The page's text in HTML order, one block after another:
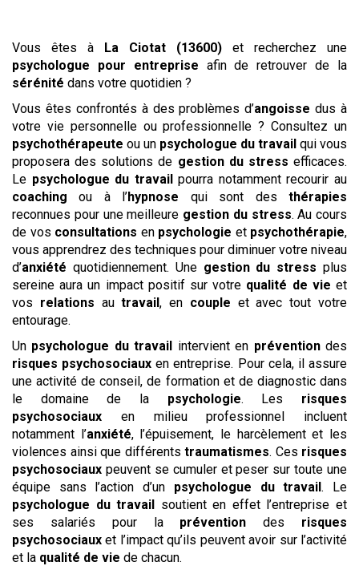
Vous êtes à La Ciotat (13600) et recherchez une
psychologue pour entreprise afin de retrouver de la
sérénité dans votre quotidien ?
Vous êtes confrontés à des problèmes d’angoisse dus à
votre vie personnelle ou professionnelle ? Consultez un
psychothérapeute ou un psychologue du travail qui vous
proposera des solutions de gestion du stress efficaces.
Le psychologue du travailpourra notamment recourir au
coaching ou à l’hypnose qui sont desthérapies
reconnues pour une meilleure gestion du stress. Au cours
de vos consultations en psychologie et psychothérapie,
vous apprendrez des techniques pour diminuer votre niveau
d’anxiété quotidiennement. Une gestion du stress plus
sereine aura un impact positif sur votre qualité de vie et
vos relations autravail, en couple et avec tout votre
entourage.
Un psychologue du travail intervient en préventiondes
risques psychosociaux en entreprise. Pour cela, il assure
une activité de conseil, de formation et de diagnostic dans
le domaine de la psychologie. Les risques
psychosociaux en milieu professionnel incluent
notamment l’anxiété, l’épuisement, le harcèlement et les
violences ainsi que différents traumatismes. Ces risques
psychosociaux peuvent se cumuler et peser sur toute une
équipe sans l’action d’un psychologue du travail. Le
psychologue du travail soutient en effet l’entreprise et
ses salariés pour la prévention des risques
psychosociaux et l’impact qu’ils peuvent avoir sur l’activité
et la qualité de vie de chacun.